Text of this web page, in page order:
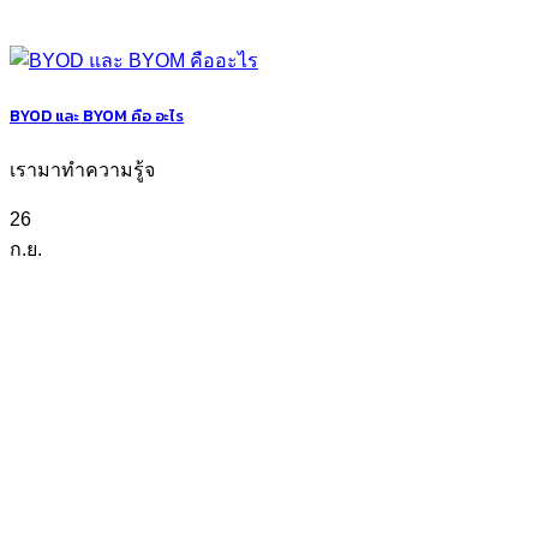
BYOD และ BYOM คือ อะไร
เรามาทำความรู้จ
26
ก.ย.